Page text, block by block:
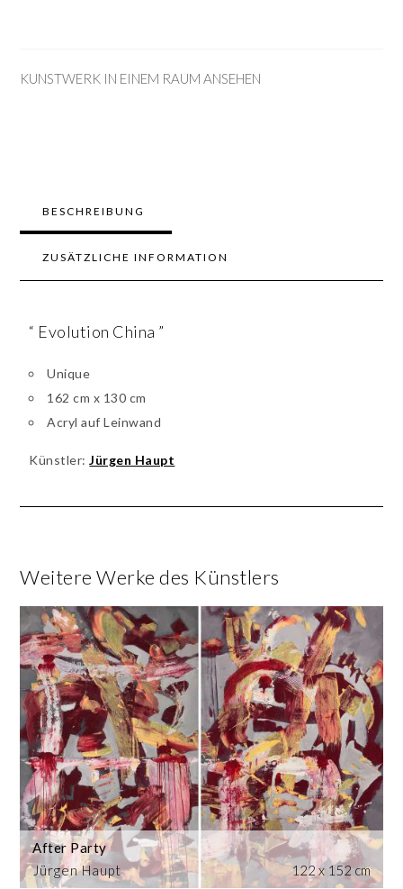
KUNSTWERK IN EINEM RAUM ANSEHEN
BESCHREIBUNG
ZUSÄTZLICHE INFORMATION
“ Evolution China ”
Unique
162 cm x 130 cm
Acryl auf Leinwand
Künstler:Jürgen Haupt
Weitere Werke des Künstlers
Jürgen Haupt
After Party
122 x 152 cm